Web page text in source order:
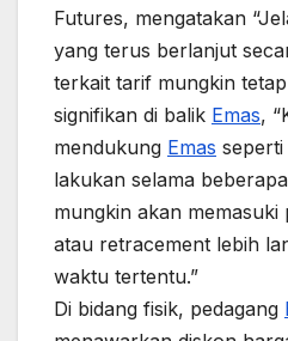
Futures, mengatakan
yang terus berlanjut
terkait tarif mungkin
signifikan di balik Emas,
mendukung Emas
lakukan selama
mungkin akan memasuki
atau retracement lebih
waktu tertentu.”
Di bidang fisik, pedagang